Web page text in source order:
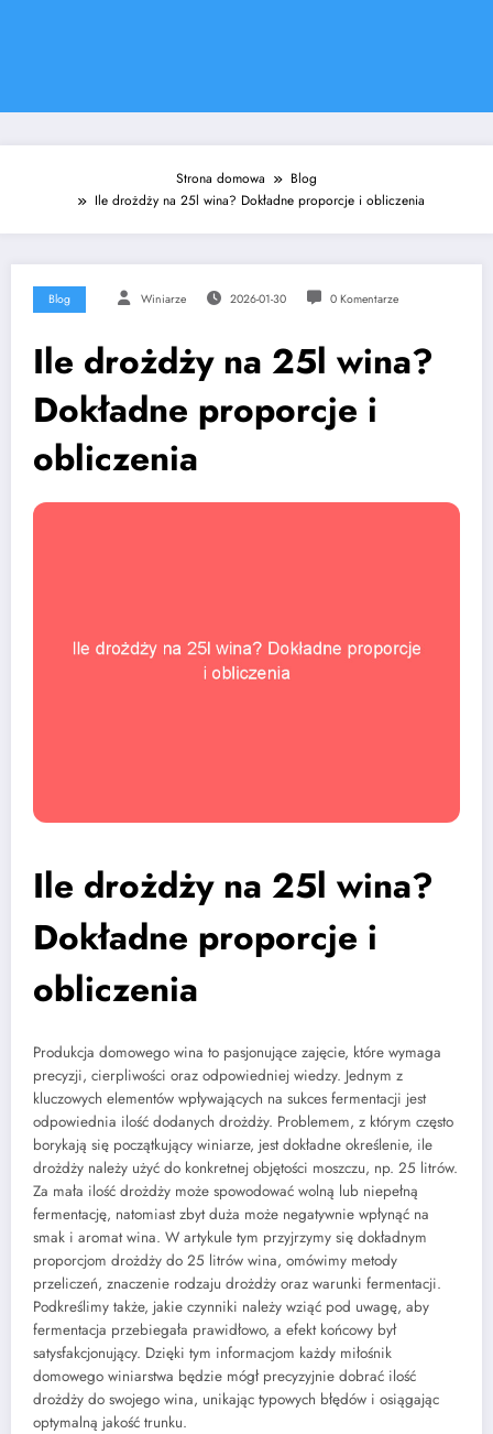
Strona domowa
Blog
Ile drożdży na 25l wina? Dokładne proporcje i obliczenia
Blog Winiarze 2026-01-30 0 Komentarze
Ile drożdży na 25l wina?
Dokładne proporcje i
obliczenia
Ile drożdży na 25l wina?
Dokładne proporcje i
obliczenia
Produkcja domowego wina to pasjonujące zajęcie, które wymaga
precyzji, cierpliwości oraz odpowiedniej wiedzy. Jednym z
kluczowych elementów wpływających na sukces fermentacji jest
odpowiednia ilość dodanych drożdży. Problemem, z którym często
borykają się początkujący winiarze, jest dokładne określenie, ile
drożdży należy użyć do konkretnej objętości moszczu, np. 25 litrów.
Za mała ilość drożdży może spowodować wolną lub niepełną
fermentację, natomiast zbyt duża może negatywnie wpłynąć na
smak i aromat wina. W artykule tym przyjrzymy się dokładnym
proporcjom drożdży do 25 litrów wina, omówimy metody
przeliczeń, znaczenie rodzaju drożdży oraz warunki fermentacji.
Podkreślimy także, jakie czynniki należy wziąć pod uwagę, aby
fermentacja przebiegała prawidłowo, a efekt końcowy był
satysfakcjonujący. Dzięki tym informacjom każdy miłośnik
domowego winiarstwa będzie mógł precyzyjnie dobrać ilość
drożdży do swojego wina, unikając typowych błędów i osiągając
optymalną jakość trunku.